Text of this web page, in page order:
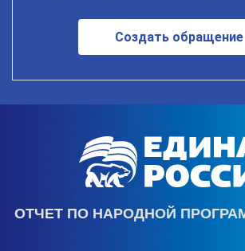
Создать обращение
ОТЧЕТ ПО НАРОДНОЙ